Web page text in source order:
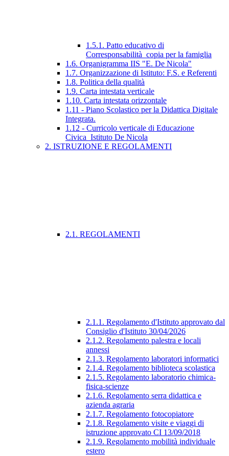
1.5.1. Patto educativo di
Corresponsabilità_copia per la famiglia
1.6. Organigramma IIS "E. De Nicola"
1.7. Organizzazione di Istituto: F.S. e Referenti
1.8. Politica della qualità
1.9. Carta intestata verticale
1.10. Carta intestata orizzontale
1.11 - Piano Scolastico per la Didattica Digitale
Integrata.
1.12 - Curricolo verticale di Educazione
Civica_Istituto De Nicola
2. ISTRUZIONE E REGOLAMENTI
2.1. REGOLAMENTI
2.1.1. Regolamento d'Istituto approvato dal
Consiglio d'Istituto 30/04/2026
2.1.2. Regolamento palestra e locali
annessi
2.1.3. Regolamento laboratori informatici
2.1.4. Regolamento biblioteca scolastica
2.1.5. Regolamento laboratorio chimica-
fisica-scienze
2.1.6. Regolamento serra didattica e
azienda agraria
2.1.7. Regolamento fotocopiatore
2.1.8. Regolamento visite e viaggi di
istruzione approvato CI 13/09/2018
2.1.9. Regolamento mobilità individuale
estero